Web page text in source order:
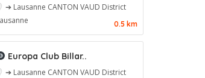
➔ Lausanne CANTON VAUD District
0.5 km
Europa Club Billar..
➔ Lausanne CANTON VAUD District